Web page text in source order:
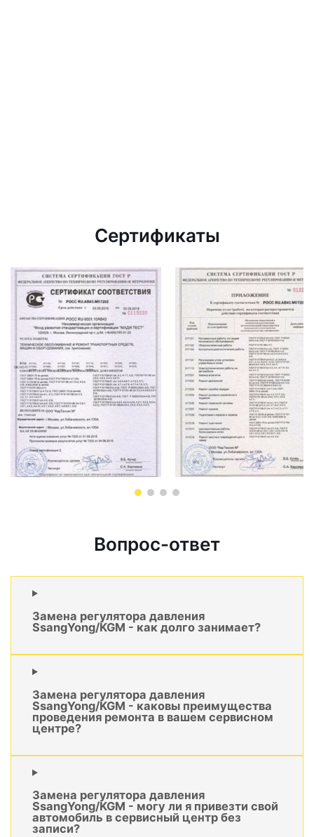
Сертификаты
Вопрос-ответ
Замена регулятора давления
SsangYong/KGM - как долго занимает?
Замена регулятора давления
SsangYong/KGM - каковы преимущества
проведения ремонта в вашем сервисном
центре?
Замена регулятора давления
SsangYong/KGM - могу ли я привезти свой
автомобиль в сервисный центр без
записи?